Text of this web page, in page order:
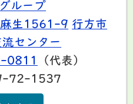
ループ
麻生1561-9 行方市
センター
0811
（代表）
72-1537